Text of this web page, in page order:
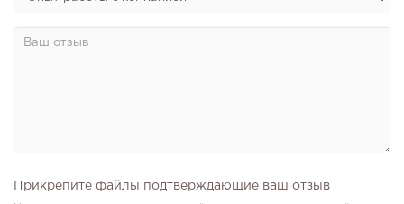
Прикрепите файлы подтверждающие ваш отзыв